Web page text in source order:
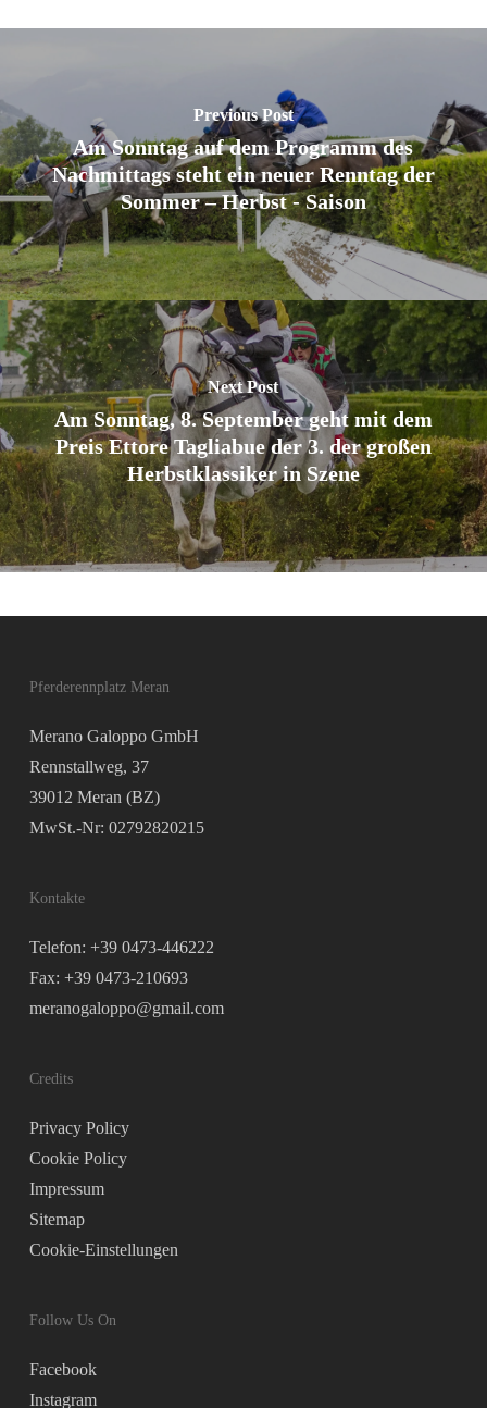
Previous Post
Am Sonntag auf dem Programm des
Nachmittags steht ein neuer Renntag der
Sommer – Herbst - Saison
Next Post
Am Sonntag, 8. September geht mit dem
Preis Ettore Tagliabue der 3. der großen
Herbstklassiker in Szene
Pferderennplatz Meran
Merano Galoppo GmbH
Rennstallweg, 37
39012 Meran (BZ)
MwSt.-Nr: 02792820215
Kontakte
Telefon: +39 0473-446222
Fax: +39 0473-210693
meranogaloppo@gmail.com
Credits
Privacy Policy
Cookie Policy
Impressum
Sitemap
Cookie-Einstellungen
Follow Us On
Facebook
Instagram